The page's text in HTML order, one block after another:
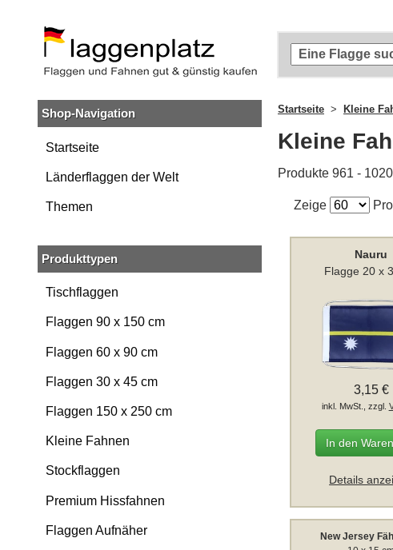
Hauptinhalt
springen
Suche
Zur
Navigation
springen
Shop-Navigation
Startseite
Länderflaggen der Welt
Themen
Produkttypen
Tischflaggen
Flaggen 90 x 150 cm
Flaggen 60 x 90 cm
Flaggen 30 x 45 cm
Flaggen 150 x 250 cm
Kleine Fahnen
Stockflaggen
Premium Hissfahnen
Flaggen Aufnäher
Startseite Kleine
Kleine
Produkte 961 -
Zeige
Nauru
Flagge 20 x
3,15 €
inkl. MwSt., zzgl.
In den
Details
New Jersey